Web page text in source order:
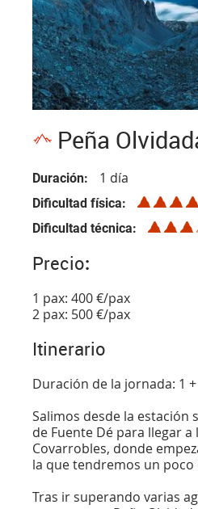
Peña
Duración 1 día
Dificultad física
Dificultad técnica
Precio:
1 pax: 400 €/pax
2 pax: 500 €/pax
Itinerario
Duración de la jornada: 1
Salimos desde la estación
de Fuente Dé para llegar
Covarrobles, donde
la que tendremos un poco
Tras ir superando varias